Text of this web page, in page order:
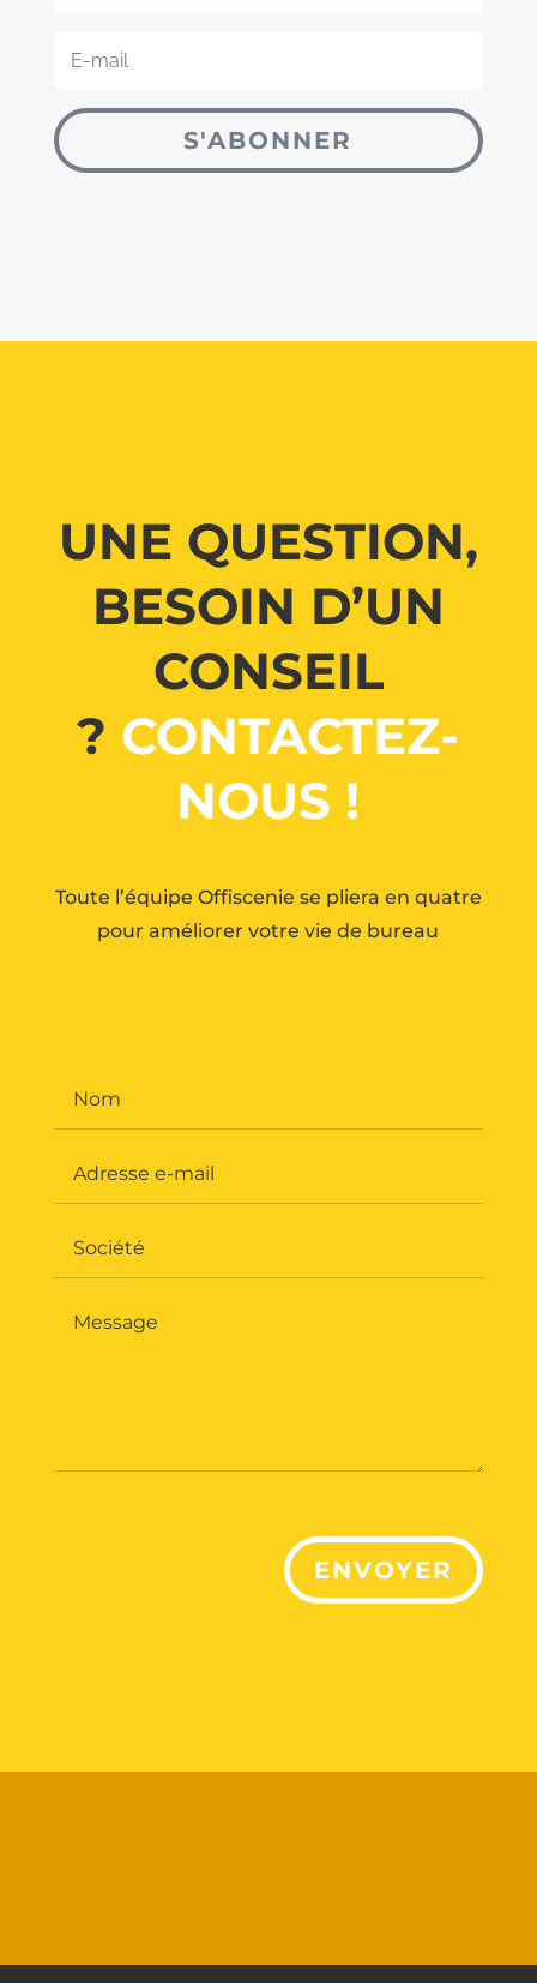
S'ABONNER
UNE QUESTION,
BESOIN D’UN
CONSEIL
? CONTACTEZ-
NOUS !
Toute l’équipe Offiscenie se pliera en quatre
pour améliorer votre vie de bureau
ENVOYER